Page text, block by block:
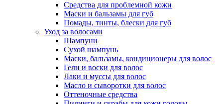
Средства для проблемной кожи
Маски и бальзамы для губ
Помады, тинты, блески для губ
Уход за волосами
Шампуни
Сухой шампунь
Маски, бальзамы, кондиционеры для волос
Гели и воски для волос
Лаки и муссы для волос
Масло и сыворотки для волос
Оттеночные средства